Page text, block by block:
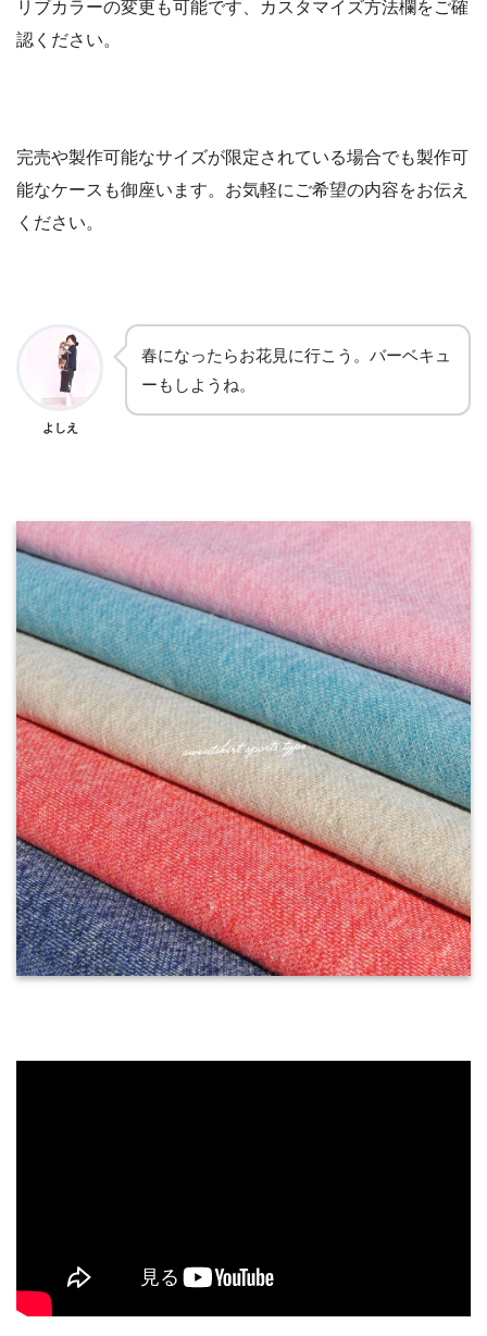
リブカラーの変更も可能です、カスタマイズ方法欄をご確
認ください。
完売や製作可能なサイズが限定されている場合でも製作可
能なケースも御座います。お気軽にご希望の内容をお伝え
ください。
よしえ
春になったらお花見に行こう。バーベキュ
ーもしようね。